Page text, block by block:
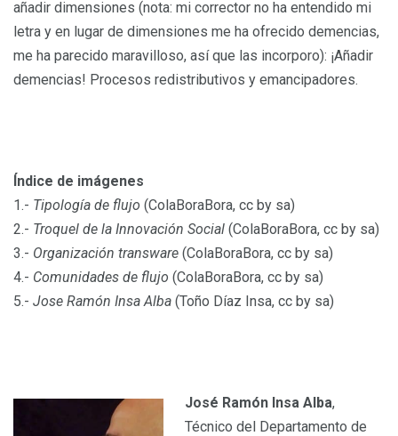
añadir dimensiones (nota: mi corrector no ha entendido mi
letra y en lugar de dimensiones me ha ofrecido demencias,
me ha parecido maravilloso, así que las incorporo): ¡Añadir
demencias! Procesos redistributivos y emancipadores.
Índice de imágenes
1.- Tipología de flujo (ColaBoraBora, cc by sa)
2.- Troquel de la Innovación Social (ColaBoraBora, cc by sa)
3.- Organización transware (ColaBoraBora, cc by sa)
4.- Comunidades de flujo (ColaBoraBora, cc by sa)
5.- Jose Ramón Insa Alba (Toño Díaz Insa, cc by sa)
José Ramón Insa Alba,
Técnico del Departamento de